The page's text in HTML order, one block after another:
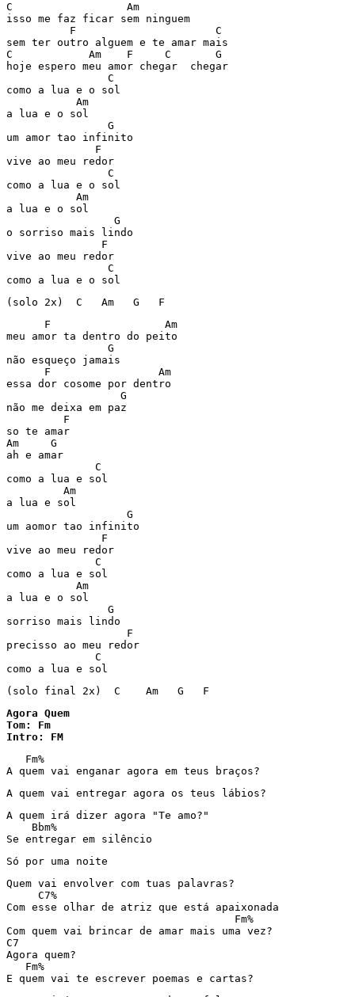
C                  Am
isso me faz ficar sem ninguem
          F                      C
sem ter outro alguem e te amar mais
C            Am    F     C       G
hoje espero meu amor chegar  chegar
                C
como a lua e o sol
           Am
a lua e o sol
                G
um amor tao infinito
              F
vive ao meu redor
                C
como a lua e o sol
           Am
a lua e o sol
                 G
o sorriso mais lindo
               F
vive ao meu redor
                C
como a lua e o sol
(solo 2x)  C   Am   G   F
      F                  Am
meu amor ta dentro do peito
                G
não esqueço jamais
      F                 Am
essa dor cosome por dentro
                  G
não me deixa em paz
         F
so te amar
Am     G
ah e amar
              C
como a lua e sol
         Am
a lua e sol
                   G
um aomor tao infinito
               F
vive ao meu redor
              C
como a lua e sol
           Am
a lua e o sol
                G
sorriso mais lindo
                   F
precisso ao meu redor
              C
como a lua e sol
(solo final 2x)  C    Am   G   F
Agora Quem
Tom: Fm
Intro: FM
   Fm%
A quem vai enganar agora em teus braços?
A quem vai entregar agora os teus lábios?
A quem irá dizer agora "Te amo?"
    Bbm%
Se entregar em silêncio
Só por uma noite
Quem vai envolver com tuas palavras?
     C7%
Com esse olhar de atriz que está apaixonada
                                    Fm%
Com quem vai brincar de amar mais uma vez?
C7
Agora quem?
   Fm%
E quem vai te escrever poemas e cartas?